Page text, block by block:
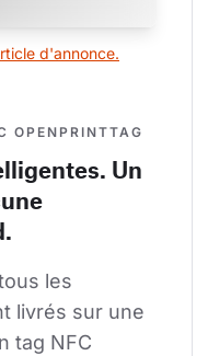
d'annonce.
OPENPRINTTAG
Un
les
livrés sur une
tag NFC